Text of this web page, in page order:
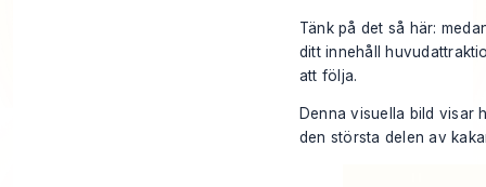
Tänk på det så här:
ditt innehåll
att följa.
Denna visuella bild visar
den största delen av